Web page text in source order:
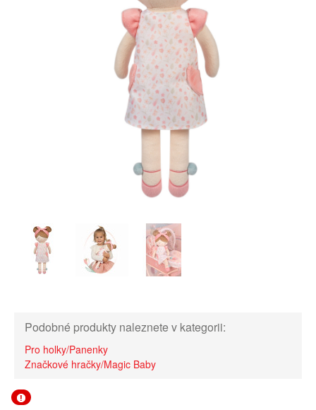
Podobné produkty naleznete v kategorii:
Pro holky/Panenky
Značkové hračky/Magic Baby